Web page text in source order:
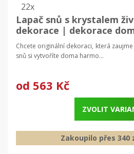
22x
Lapač snů s krystalem
dekorace | dekorace
Chcete originální dekoraci, která
snů si vytvoříte doma harmo...
od 563 Kč
ZVOLIT
Zakoupilo přes 340